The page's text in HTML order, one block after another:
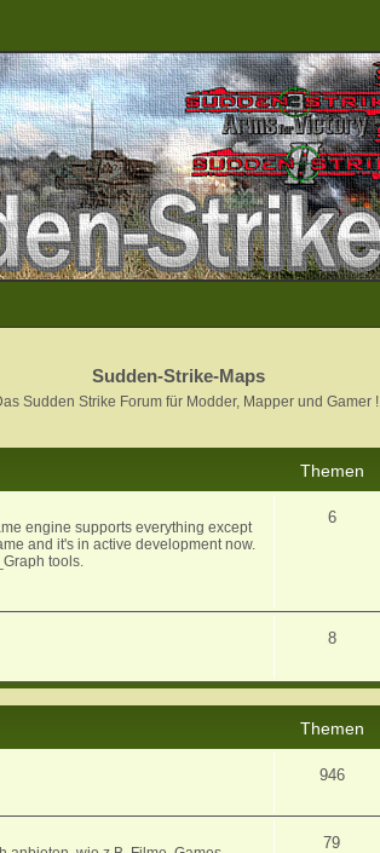
Sudden-Strike-Maps
Sudden Strike Forum für Modder, Mapper und Gamer !
Themen
engine supports everything except
and it's in active development now.
tools.
6
8
Themen
946
79